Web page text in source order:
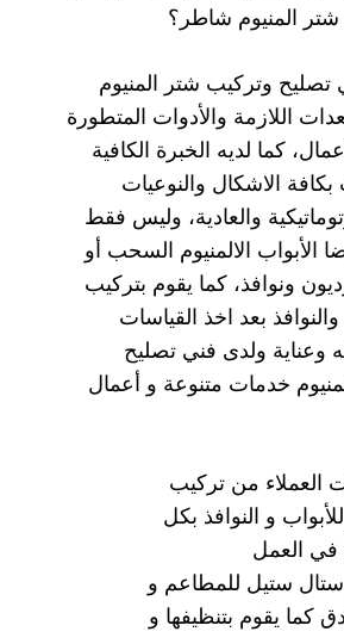
المنيوم شاطر؟
تصليح وتركيب شتر المنيوم
اللازمة والأدوات المتطورة
كما لديه الخبرة الكافية
الاشكال والنوعيات
والعادية، وليس فقط
الأبواب الالمنيوم السحب أو
ونوافذ، كما يقوم بتركيب
بعد اخذ القياسات
وعناية ولدى فني تصليح
خدمات متنوعة و أعمال
العملاء من تركيب
و النوافذ بكل
العمل
ستيل للمطاعم و
كما يقوم بتنظيفها و